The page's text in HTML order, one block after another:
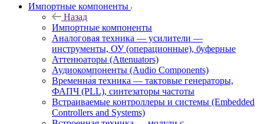
Импортные компоненты
Назад
Импортные компоненты
Аналоговая техника — усилители —
инструменты, ОУ (операционные), буферные
Аттенюаторы (Attenuators)
Аудиокомпоненты (Audio Components)
Временна́я техника — тактовые генераторы,
ФАПЧ (PLL), синтезаторы частоты
Встраиваемые контроллеры и системы (Embedded
Controllers and Systems)